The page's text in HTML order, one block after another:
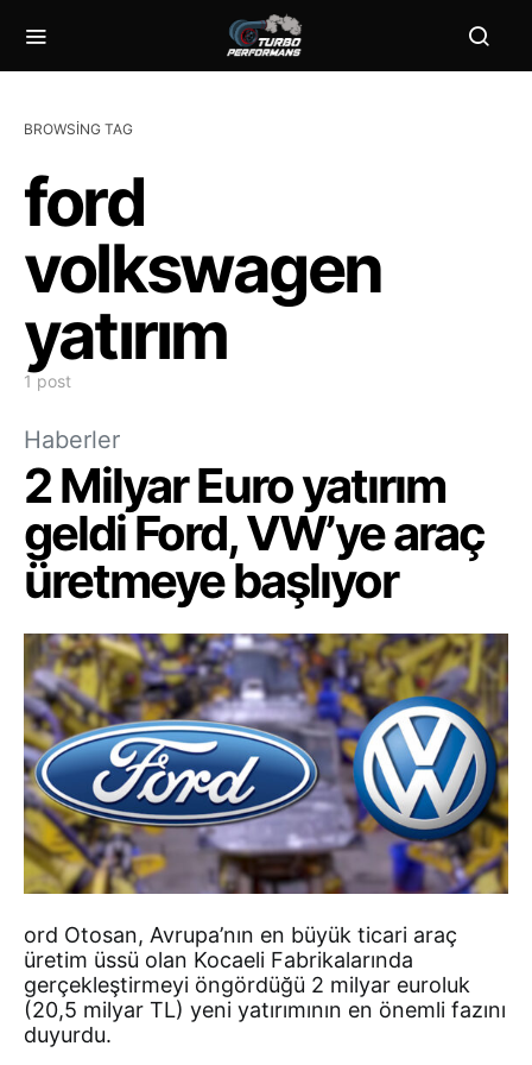
BROWSING TAG
ford
volkswagen
yatırım
1 post
Haberler
2 Milyar Euro yatırım
geldi Ford, VW’ye araç
üretmeye başlıyor
ord Otosan, Avrupa’nın en büyük ticari araç
üretim üssü olan Kocaeli Fabrikalarında
gerçekleştirmeyi öngördüğü 2 milyar euroluk
(20,5 milyar TL) yeni yatırımının en önemli fazını
duyurdu.